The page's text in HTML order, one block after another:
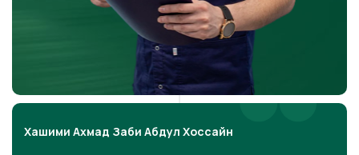
Хашими Ахмад Заби Абдул Хоссайн